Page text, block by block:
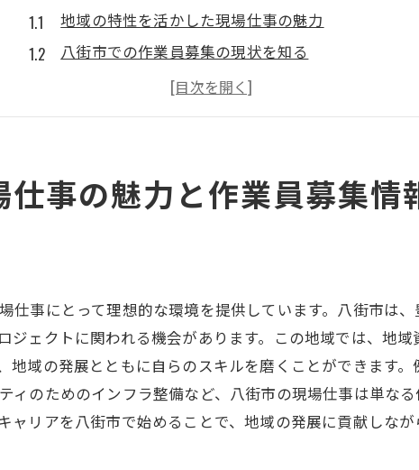
地域の特性を活かした現場仕事の魅力
八街市での作業員募集の現状を知る
現場仕事の多様な業種と募集職種
八街市の現場仕事で求められるスキルとは
八街市の現場作業員募集で成功するためのポイント
現場仕事初心者必見八街市の作業員募集ガイド
未経験者が知っておくべき現場のルール
現場仕事に必要な基本的なスキルと資格
八街市で現場仕事を始めるための心構え
現場仕事体験談：八街市での成功エピソード
豊かな自然とともに八街市で現場仕事を始めよう
事の魅力と作業員募集情
仕事にとって理想的な環境を提供しています。八街市は
ジェクトに関われる機会があります。この地域では、地
地域の発展とともに自らのスキルを磨くことができます
ィのためのインフラ整備など、八街市の現場仕事は単な
リアを八街市で始めることで、地域の発展に貢献しなが